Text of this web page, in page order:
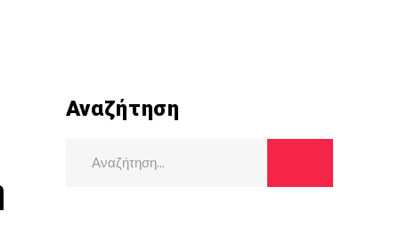
Αναζήτηση